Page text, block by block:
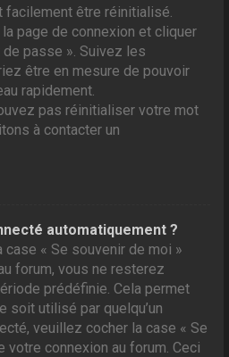
facilement être réinitialisé.
page de connexion et cliquer
de passe ». Suivez les
être en mesure de pouvoir
rapidement.
pas réinitialiser votre mot
à contacter un
automatiquement ?
« Se souvenir de moi »
forum, vous ne resterez
prédéfinie. Cela permet
soit utilisé par quelqu’un
veuillez cocher la case « Se
votre connexion au forum. Ceci